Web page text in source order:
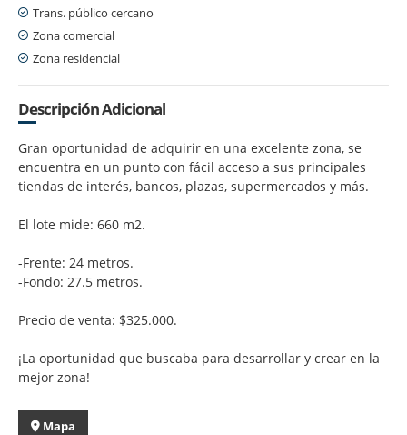
Trans. público cercano
Zona comercial
Zona residencial
Descripción Adicional
Gran oportunidad de adquirir en una excelente zona, se
encuentra en un punto con fácil acceso a sus principales
tiendas de interés, bancos, plazas, supermercados y más.
El lote mide: 660 m2.
-Frente: 24 metros.
-Fondo: 27.5 metros.
Precio de venta: $325.000.
¡La oportunidad que buscaba para desarrollar y crear en la
mejor zona!
Mapa